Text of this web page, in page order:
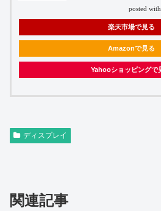
posted with
楽天市場で見る
Amazonで見る
Yahooショッピングで
ディスプレイ
関連記事